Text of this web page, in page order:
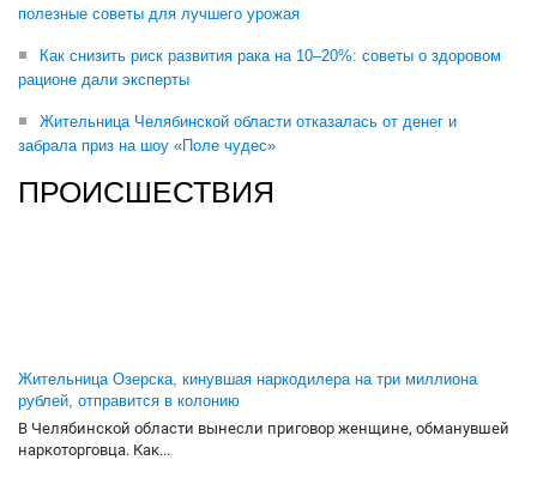
полезные советы для лучшего урожая
Как снизить риск развития рака на 10–20%: советы о здоровом
рационе дали эксперты
Жительница Челябинской области отказалась от денег и
забрала приз на шоу «Поле чудес»
ПРОИСШЕСТВИЯ
Жительница Озерска, кинувшая наркодилера на три миллиона
рублей, отправится в колонию
В Челябинской области вынесли приговор женщине, обманувшей
наркоторговца. Как...